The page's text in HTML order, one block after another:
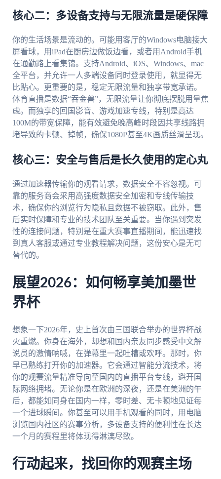
核心二：多设备支持与无限流量是硬保障
你的生活场景是流动的。可能用客厅的Windows电脑接大
屏看球，用iPad在厨房边做饭边看，或者用Android手机
在通勤路上看集锦。支持Android、iOS、Windows、mac
全平台，并允许一人多端设备同时登录使用，就显得无
比贴心。更重要的是，稳定无限流量和独享带宽承诺。
体育直播是数据“吞金兽”，无限流量让你彻底摆脱用量焦
虑。而独享的回国影音、游戏加速专线，特别是高达
100M的带宽保障，能有效避免晚高峰时段因共享线路拥
堵导致的卡顿、掉帧，确保1080P甚至4K画质丝滑呈现。
核心三：安全与售后是长久使用的定心丸
通过加速器传输你的观看请求，数据安全不容忽视。可
靠的服务商会采用高强度数据安全加密和专线传输技
术，确保你的浏览行为隐私且数据不被窃取。此外，售
后实时保障和专业的技术团队至关重要。当你遇到突发
性的连接问题，特别是在重大赛事直播期间，能迅速找
到真人客服或通过专业教程解决问题，这份安心是无可
替代的。
展望2026：如何畅享美加墨世
界杯
想象一下2026年，史上首次由三国联合举办的世界杯战
火重燃。你身在海外，却想和国内亲友同步感受中文解
说员的激情呐喊，在弹幕里一起吐槽或欢呼。那时，你
早已熟练打开你的加速器。它会通过智能分流技术，将
你的观赛流量精准导向至国内的直播平台专线，避开国
际网络拥堵。无论你是在欧洲的深夜，还是在美洲的午
后，都能如同身在国内一样，零时差、无卡顿地见证每
一个进球瞬间。你甚至可以用手机观看的同时，用电脑
浏览国内社区的赛事分析，多设备支持的便利性在长达
一个月的赛程里将体现得淋漓尽致。
行动起来，找回你的观赛主场